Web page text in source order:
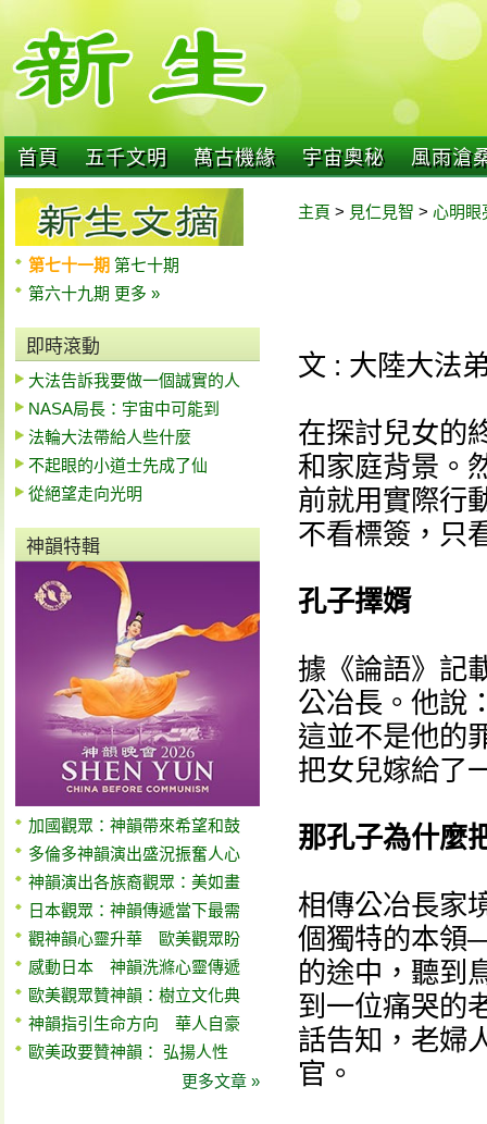
首頁 五千文明 萬古機緣 宇宙奧秘 風雨滄
第七十一期 第七十期
第六十九期 更多 »
即時滾動
大法告訴我要做一個誠實的人
NASA局長：宇宙中可能到
法輪大法帶給人些什麼
不起眼的小道士先成了仙
從絕望走向光明
神韻特輯
加國觀眾：神韻帶來希望和鼓
多倫多神韻演出盛況振奮人心
神韻演出各族裔觀眾：美如畫
日本觀眾：神韻傳遞當下最需
觀神韻心靈升華 歐美觀眾盼
感動日本 神韻洗滌心靈傳遞
歐美觀眾贊神韻：樹立文化典
神韻指引生命方向 華人自豪
歐美政要贊神韻： 弘揚人性
更多文章 »
主頁 > 見仁見智 > 心明眼
文 : 大陸大法
在探討兒女的
和家庭背景。
前就用實際行
不看標簽，只
孔子擇婿
據《論語》記
公冶長。他說
這並不是他的
把女兒嫁給了
那孔子為什麼
相傳公冶長家
個獨特的本領
的途中，聽到
到一位痛哭的
話告知，老婦
官。